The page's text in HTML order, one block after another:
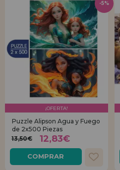
¡OFERTA!
Puzzle Alipson Agua y Fuego
de 2x500 Piezas
13,50€
12,83€
COMPRAR
-5%